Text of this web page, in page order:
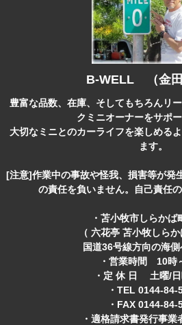
B-WELL （金田
豊富な品数、在庫、そしてもちろんリ
クミニオーナーをサポー
大切なミニとのカーライフを楽しめる
ます。
[注意]作業中の事故や怪我、損害等が発
の責任を負いません。自己責任
・苫小牧市しらかば
（ 六花亭 苫小牧しら
国道36号線方向の海側
・営業時間 10時
・定 休 日 土曜/日
・TEL 0144-84-
・FAX 0144-84-
・適格請求書発行事業